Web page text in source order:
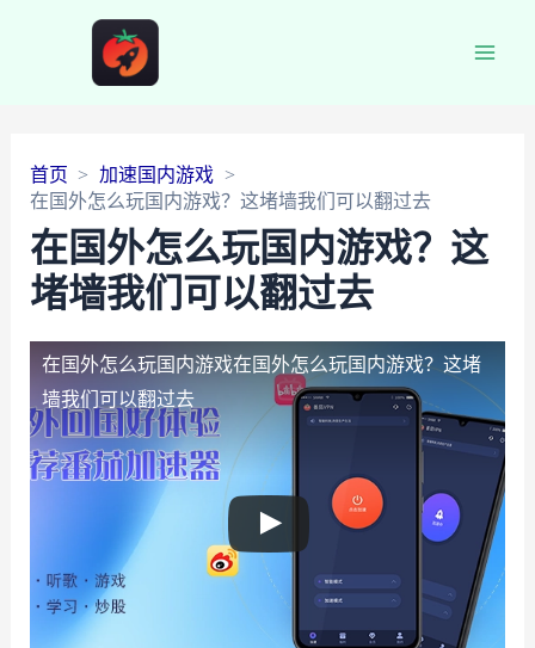
首页
加速国内游戏
在国外怎么玩国内游戏？这堵墙我们可以翻过去
在国外怎么玩国内游戏？这
堵墙我们可以翻过去
在国外怎么玩国内游戏在国外怎么玩国内游戏？这堵
墙我们可以翻过去